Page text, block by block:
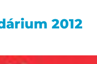
2012